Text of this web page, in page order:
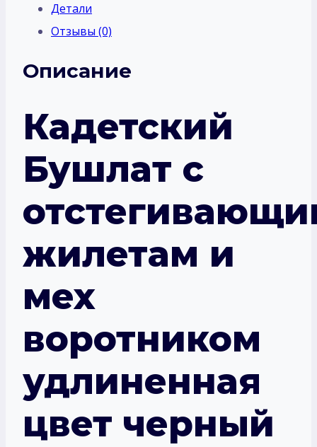
Детали
Отзывы (0)
Описание
Кадетский
Бушлат с
жилетам и
мех
воротником
удлиненная
цвет черный